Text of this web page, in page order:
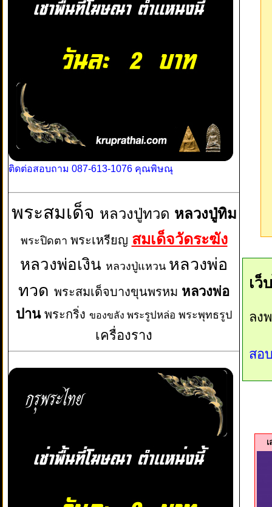
ติดต่อสอบถาม 087-613-1076 คุณพิษณุ
พระสมเด็จ หลวงปู่ทวด หลวงปู่ทิม
พระปิดตา พระเหรียญ สมเด็จวัดระฆัง
หลวงพ่อเงิน หลวงปู่แหวน หลวงพ่อ
ทวด พระสมเด็จบางขุนพรหม หลวงพ่อ
ปาน พระกริ่ง ของขลัง พระรูปหล่อ พระพุทธรูป
เครื่องราง
เว็
ลง
สอ